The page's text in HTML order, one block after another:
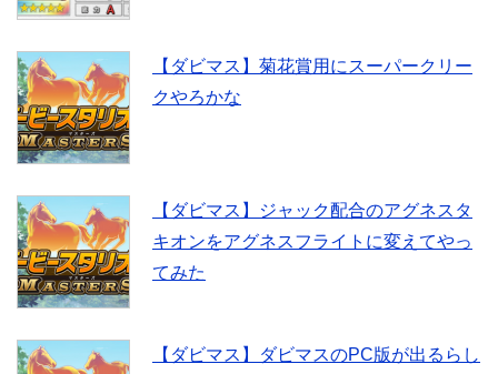
【ダビマス】菊花賞用にスーパークリー
クやろかな
【ダビマス】ジャック配合のアグネスタ
キオンをアグネスフライトに変えてやっ
てみた
【ダビマス】ダビマスのPC版が出るらし